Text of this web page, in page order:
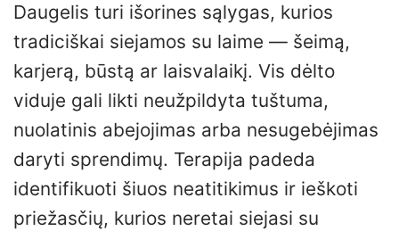
Daugelis turi išorines sąlygas, kurios
tradiciškai siejamos su laime — šeimą,
karjerą, būstą ar laisvalaikį. Vis dėlto
viduje gali likti neužpildyta tuštuma,
nuolatinis abejojimas arba nesugebėjimas
daryti sprendimų. Terapija padeda
identifikuoti šiuos neatitikimus ir ieškoti
priežasčių, kurios neretai siejasi su